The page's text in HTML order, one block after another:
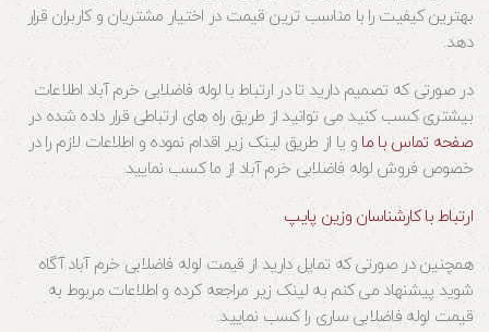
بهترین کیفیت را با مناسب ترین قیمت در اختیار مشتریان و کاربران قرار
دهد.
در صورتی که تصمیم دارید تا در ارتباط با لوله فاضلابی خرم آباد اطلاعات
بیشتری کسب کنید می توانید از طریق راه های ارتباطی قرار داده شده در
صفحه تماس با ما و یا از طریق لینک زیر اقدام نموده و اطلاعات لازم را در
خصوص فروش لوله فاضلابی خرم آباد از ما کسب نمایید.
ارتباط با کارشناسان وزین پایپ
همچنین در صورتی که تمایل دارید از قیمت لوله فاضلابی خرم آباد آگاه
شوید پیشنهاد می کنم به لینک زیر مراجعه کرده و اطلاعات مربوط به
قیمت لوله فاضلابی ساری را کسب نمایید.